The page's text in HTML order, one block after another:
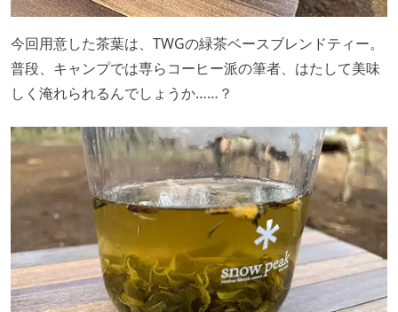
今回用意した茶葉は、TWGの緑茶ベースブレンドティー。
普段、キャンプでは専らコーヒー派の筆者、はたして美味
しく淹れられるんでしょうか……？